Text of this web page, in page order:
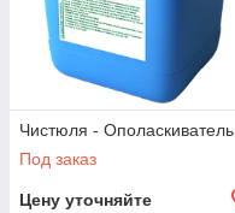
Чистюля - Ополаскиватель
Под заказ
Цену уточняйте